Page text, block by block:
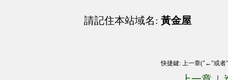
請記住本站域名: 黃金屋
快捷鍵: 上一章("←"或